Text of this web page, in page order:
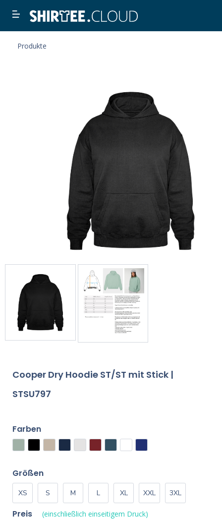
Produkte
Cooper Dry Hoodie ST/ST mit Stick |
STSU797
Farben
Größen
XS S M L XL XXL 3XL
Preis (einschließlich einseitigem Druck)